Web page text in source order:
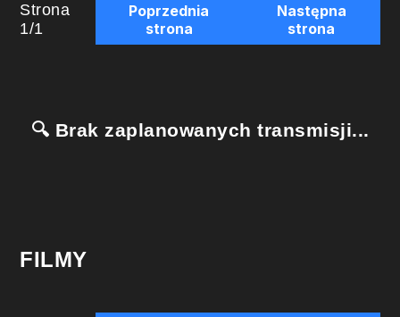
Strona
1/1
Poprzednia
strona
Następna
strona
🔍 Brak zaplanowanych transmisji...
FILMY